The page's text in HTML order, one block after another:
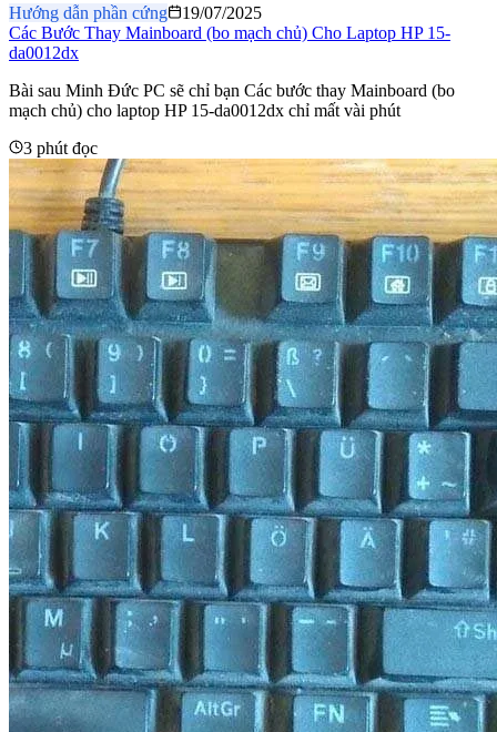
Hướng dẫn phần cứng
19/07/2025
Các Bước Thay Mainboard (bo mạch chủ) Cho Laptop HP 15-
da0012dx
Bài sau Minh Đức PC sẽ chỉ bạn Các bước thay Mainboard (bo
mạch chủ) cho laptop HP 15-da0012dx chỉ mất vài phút
3 phút đọc